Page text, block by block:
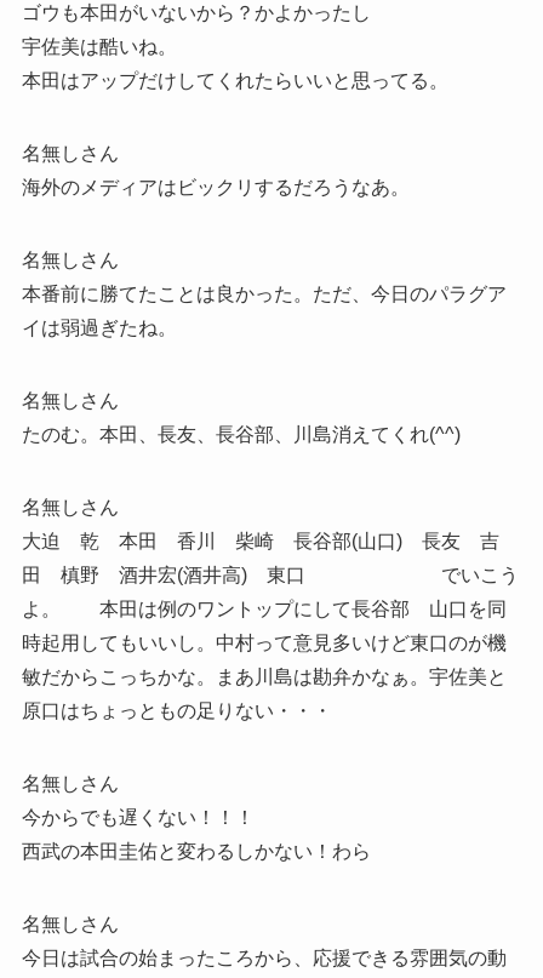
ゴウも本田がいないから？かよかったし
宇佐美は酷いね。
本田はアップだけしてくれたらいいと思ってる。
名無しさん
海外のメディアはビックリするだろうなあ。
名無しさん
本番前に勝てたことは良かった。ただ、今日のパラグア
イは弱過ぎたね。
名無しさん
たのむ。本田、長友、長谷部、川島消えてくれ(^^)
名無しさん
大迫 乾 本田 香川 柴崎 長谷部(山口) 長友 吉
田 槙野 酒井宏(酒井高) 東口 でいこう
よ。 本田は例のワントップにして長谷部 山口を同
時起用してもいいし。中村って意見多いけど東口のが機
敏だからこっちかな。まあ川島は勘弁かなぁ。宇佐美と
原口はちょっともの足りない・・・
名無しさん
今からでも遅くない！！！
西武の本田圭佑と変わるしかない！わら
名無しさん
今日は試合の始まったころから、応援できる雰囲気の動